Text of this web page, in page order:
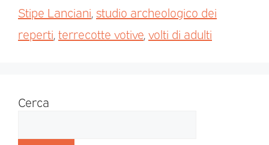
Stipe Lanciani studio archeologico dei
reperti terrecotte votive volti di adulti
Cerca